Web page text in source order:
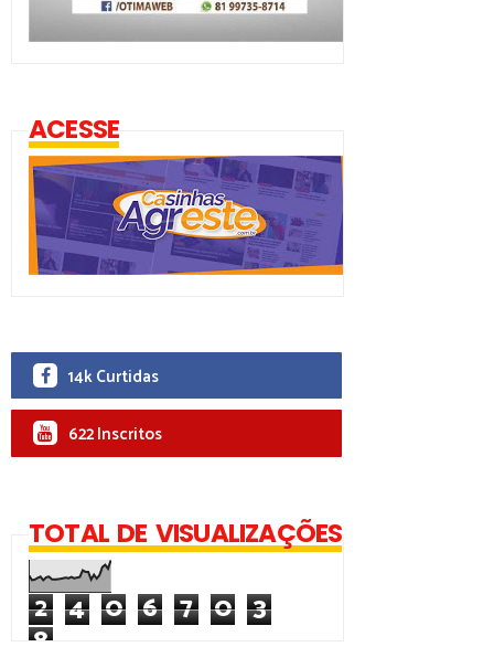
ACESSE
14k Curtidas
622 Inscritos
TOTAL DE VISUALIZAÇÕES
2 4 0 6 7 0 3